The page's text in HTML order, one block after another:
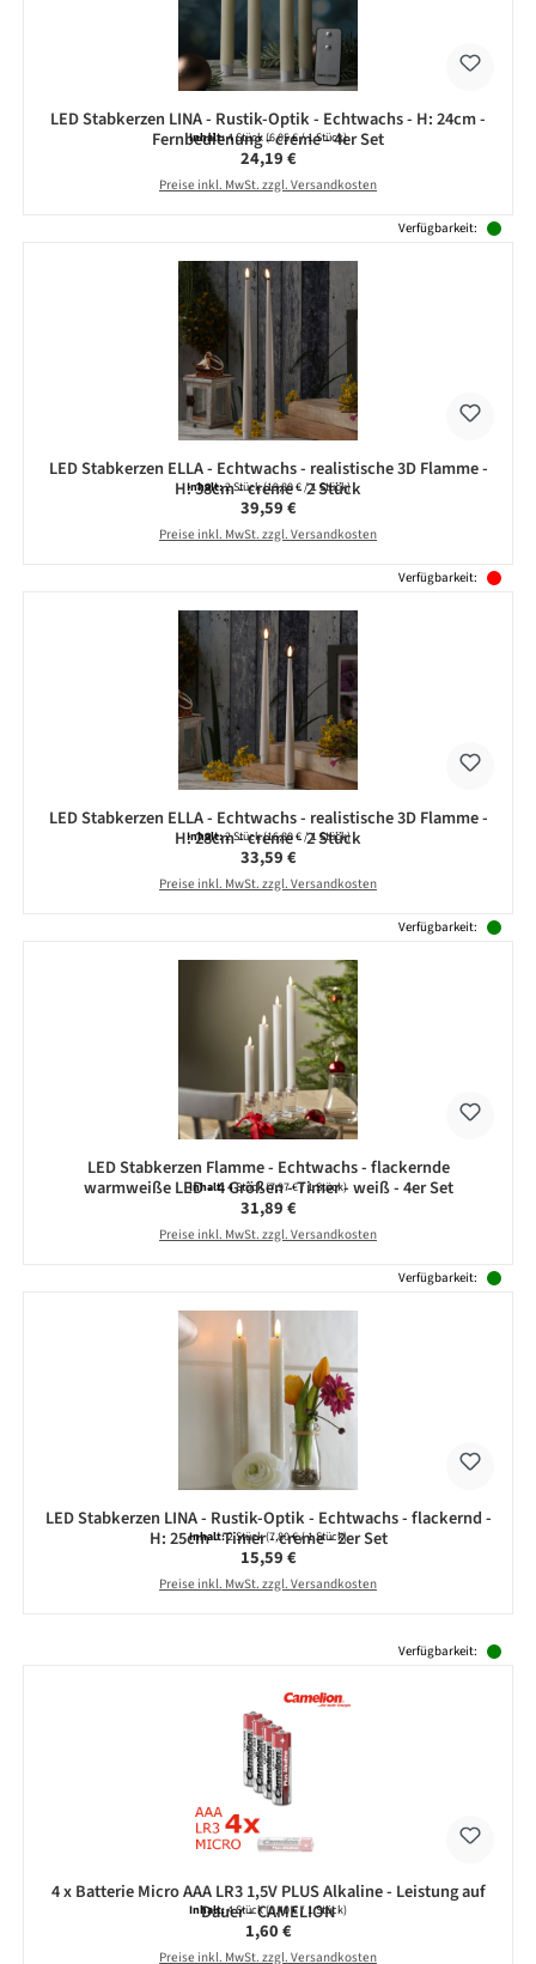
LED Stabkerzen LINA - Rustik-Optik - Echtwachs - H: 24cm -
Fernbedienung - creme - 4er Set
Inhalt:4 Stück(6,05 € / 1 Stück)
Regulärer Preis:
24,19 €
Preise inkl. MwSt. zzgl. Versandkosten
Verfügbarkeit:
LED Stabkerzen ELLA - Echtwachs - realistische 3D Flamme -
H: 38cm - creme - 2 Stück
Inhalt:2 Stück(19,80 € / 1 Stück)
Regulärer Preis:
39,59 €
Preise inkl. MwSt. zzgl. Versandkosten
Verfügbarkeit:
LED Stabkerzen ELLA - Echtwachs - realistische 3D Flamme -
H: 28cm - creme - 2 Stück
Inhalt:2 Stück(16,80 € / 1 Stück)
Regulärer Preis:
33,59 €
Preise inkl. MwSt. zzgl. Versandkosten
Verfügbarkeit:
LED Stabkerzen Flamme - Echtwachs - flackernde
warmweiße LED - 4 Größen - Timer - weiß - 4er Set
Inhalt:4 Stück(7,97 € / 1 Stück)
Regulärer Preis:
31,89 €
Preise inkl. MwSt. zzgl. Versandkosten
Verfügbarkeit:
LED Stabkerzen LINA - Rustik-Optik - Echtwachs - flackernd -
H: 25cm - Timer - creme - 2er Set
Inhalt:2 Stück(7,80 € / 1 Stück)
Regulärer Preis:
15,59 €
Preise inkl. MwSt. zzgl. Versandkosten
Verfügbarkeit:
4 x Batterie Micro AAA LR3 1,5V PLUS Alkaline - Leistung auf
Dauer - CAMELION
Inhalt:4 Stück(0,40 € / 1 Stück)
Regulärer Preis:
1,60 €
Preise inkl. MwSt. zzgl. Versandkosten